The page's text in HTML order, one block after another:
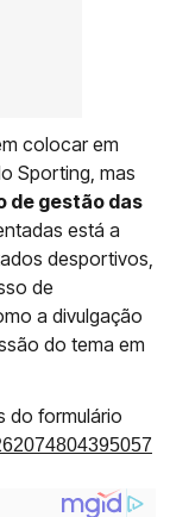
colocar em
Sporting, mas
de gestão das
está a
desportivos,
de
a divulgação
do tema em
do formulário